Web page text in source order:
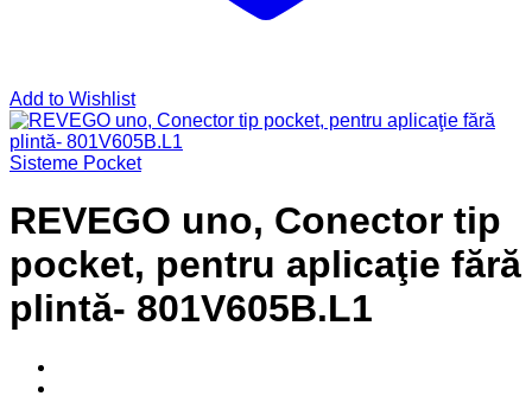
Add to Wishlist
Sisteme Pocket
REVEGO uno, Conector tip
pocket, pentru aplicaţie fără
plintă- 801V605B.L1